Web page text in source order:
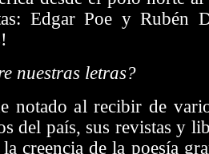
Edgar Poe y Rubén
nuestras letras?
notado al recibir de
del país, sus revistas y
creencia de la poesía